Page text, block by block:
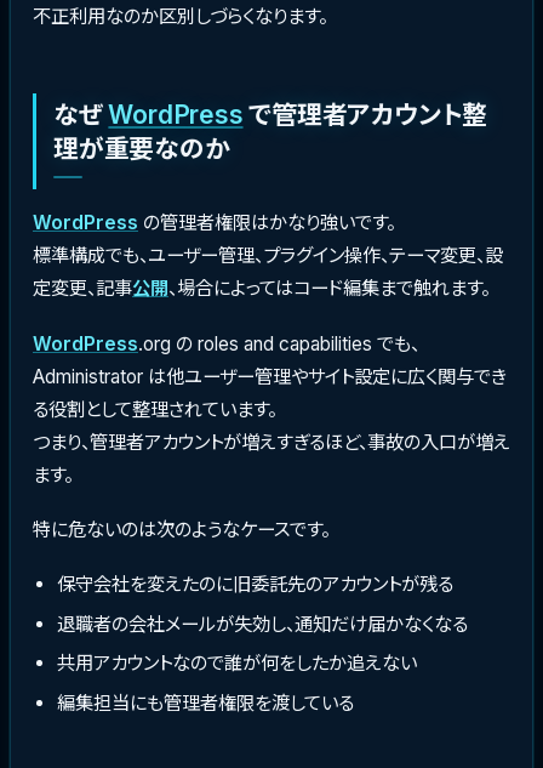
不正利用なのか区別しづらくなります。
なぜWordPress で管理者アカウント整
理が重要なのか
WordPress の管理者権限はかなり強いです。
標準構成でも、ユーザー管理、プラグイン操作、テーマ変更、設
定変更、記事公開、場合によってはコード編集まで触れます。
WordPress.org の roles and capabilities でも、
Administrator は他ユーザー管理やサイト設定に広く関与でき
る役割として整理されています。
つまり、管理者アカウントが増えすぎるほど、事故の入口が増え
ます。
特に危ないのは次のようなケースです。
保守会社を変えたのに旧委託先のアカウントが残る
退職者の会社メールが失効し、通知だけ届かなくなる
共用アカウントなので誰が何をしたか追えない
編集担当にも管理者権限を渡している